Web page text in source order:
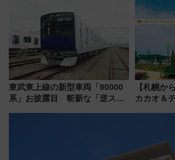
感じながら「ととのう」新感覚
は2026年
東武東上線の新型車両「90000
系」お披露目 斬新な「逆スラ
【札幌か
カカオ＆